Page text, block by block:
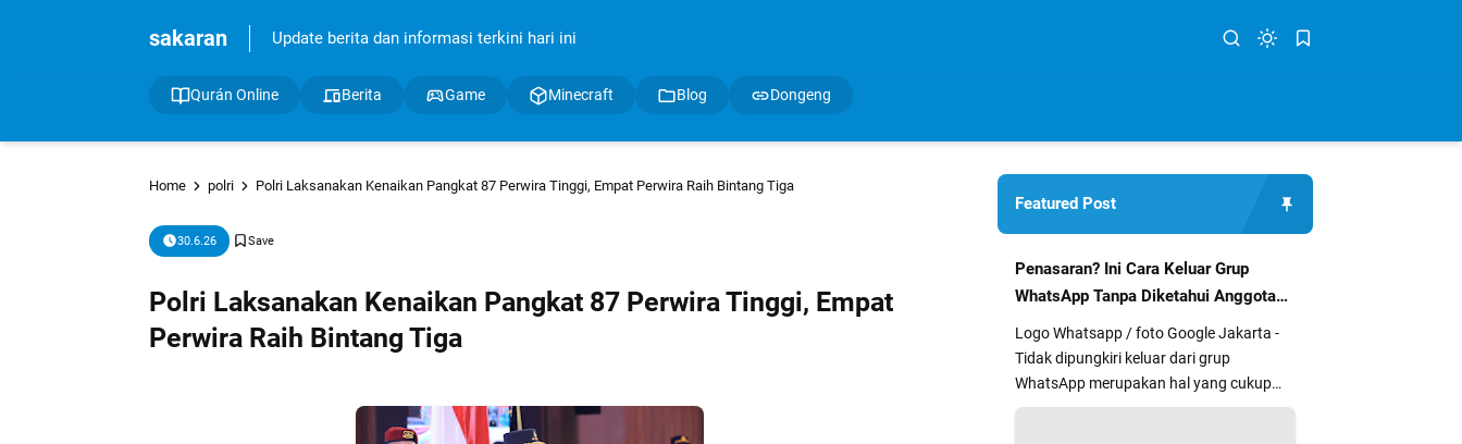
sakaran Update berita dan informasi terkini hari ini
Qurán Online Berita Game Minecraft Blog Dongeng
Home polri Polri Laksanakan Kenaikan Pangkat 87 Perwira Tinggi, Empat Perwira Raih Bintang Tiga
30.6.26
Polri Laksanakan Kenaikan Pangkat 87 Perwira Tinggi, Empat
Perwira Raih Bintang Tiga
Featured Post
Penasaran? Ini Cara Keluar Grup
WhatsApp Tanpa Diketahui Anggota
Lain
Logo Whatsapp / foto Google Jakarta -
Tidak dipungkiri keluar dari grup
WhatsApp merupakan hal yang cukup
segan dan kurang nyaman bagi sebag...